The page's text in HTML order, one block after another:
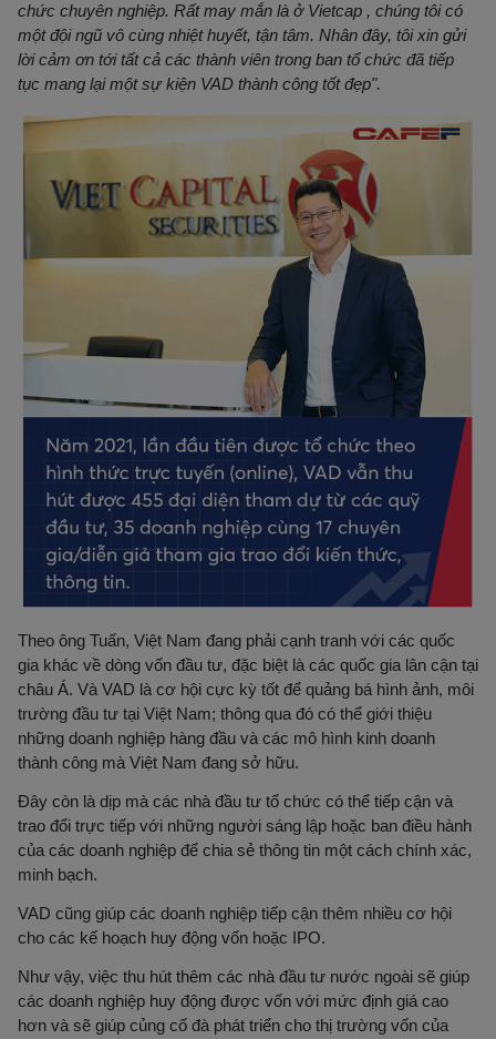
chức chuyên nghiệp. Rất may mắn là ở Vietcap , chúng tôi có
một đội ngũ vô cùng nhiệt huyết, tận tâm. Nhân đây, tôi xin gửi
lời cảm ơn tới tất cả các thành viên trong ban tổ chức đã tiếp
tục mang lại một sự kiện VAD thành công tốt đẹp".
Theo ông Tuấn, Việt Nam đang phải cạnh tranh với các quốc
gia khác về dòng vốn đầu tư, đặc biệt là các quốc gia lân cận tại
châu Á. Và VAD là cơ hội cực kỳ tốt để quảng bá hình ảnh, môi
trường đầu tư tại Việt Nam; thông qua đó có thể giới thiệu
những doanh nghiệp hàng đầu và các mô hình kinh doanh
thành công mà Việt Nam đang sở hữu.
Đây còn là dịp mà các nhà đầu tư tổ chức có thể tiếp cận và
trao đổi trực tiếp với những người sáng lập hoặc ban điều hành
của các doanh nghiệp để chia sẻ thông tin một cách chính xác,
minh bạch.
VAD cũng giúp các doanh nghiệp tiếp cận thêm nhiều cơ hội
cho các kế hoạch huy động vốn hoặc IPO.
Như vậy, việc thu hút thêm các nhà đầu tư nước ngoài sẽ giúp
các doanh nghiệp huy động được vốn với mức định giá cao
hơn và sẽ giúp củng cố đà phát triển cho thị trường vốn của